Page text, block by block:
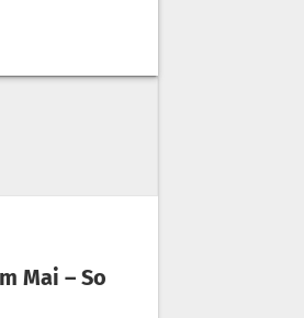
Mai – So